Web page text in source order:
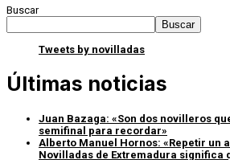
Buscar
Buscar
Tweets by novilladas
Últimas noticias
Juan Bazaga: «Son dos novilleros
semifinal para recordar»
Alberto Manuel Hornos: «Repetir un
Novilladas de Extremadura significa